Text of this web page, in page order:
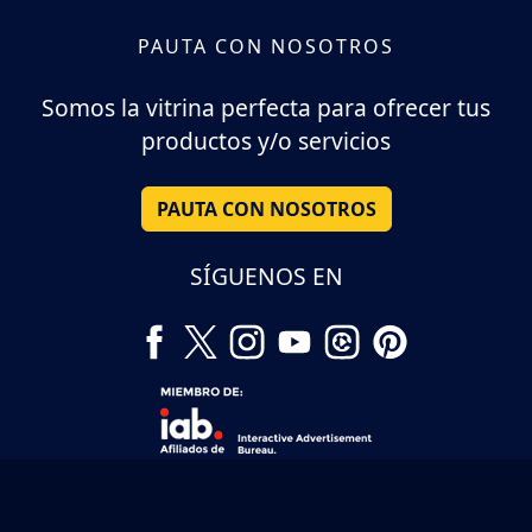
PAUTA CON NOSOTROS
Somos la vitrina perfecta para ofrecer tus
productos y/o servicios
PAUTA CON NOSOTROS
SÍGUENOS EN